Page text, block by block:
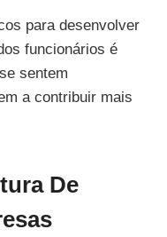
para desenvolver
funcionários é
sentem
a contribuir mais
De